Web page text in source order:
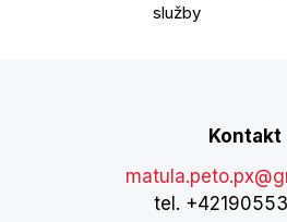
služby
Kontakt
tel.